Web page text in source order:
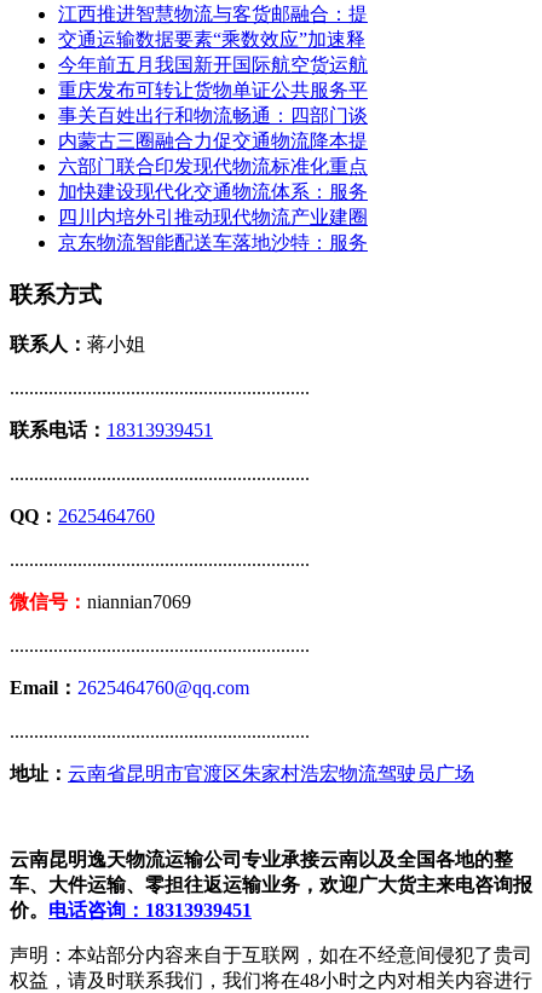
江西推进智慧物流与客货邮融合：提
交通运输数据要素“乘数效应”加速释
今年前五月我国新开国际航空货运航
重庆发布可转让货物单证公共服务平
事关百姓出行和物流畅通：四部门谈
内蒙古三圈融合力促交通物流降本提
六部门联合印发现代物流标准化重点
加快建设现代化交通物流体系：服务
四川内培外引推动现代物流产业建圈
京东物流智能配送车落地沙特：服务
联系方式
联系人： 蒋小姐
..............................................................
联系电话： 18313939451
..............................................................
QQ： 2625464760
..............................................................
微信号： niannian7069
..............................................................
Email： 2625464760@qq.com
..............................................................
地址： 云南省昆明市官渡区朱家村浩宏物流驾驶员广场
云南昆明逸天物流运输公司专业承接云南以及全国各地的整
车、大件运输、零担往返运输业务，欢迎广大货主来电咨询报
价。 电话咨询：18313939451
声明：本站部分内容来自于互联网，如在不经意间侵犯了贵司
权益，请及时联系我们，我们将在48小时之内对相关内容进行